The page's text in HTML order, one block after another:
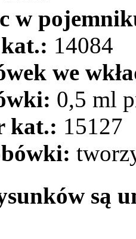
w
14084
we
0,5 ml
kat.: 15127
są